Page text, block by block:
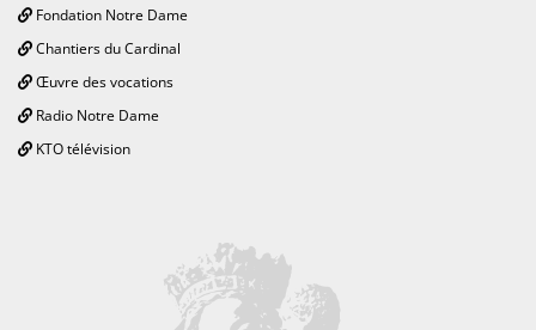
Fondation Notre Dame
Chantiers du Cardinal
Œuvre des vocations
Radio Notre Dame
KTO télévision